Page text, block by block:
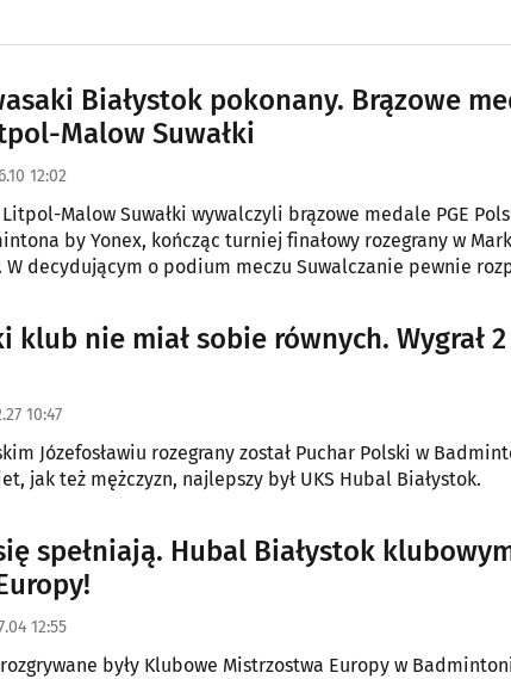
Białystok pokonany. Brązowe
Malow Suwałki
12:02
Malow Suwałki wywalczyli brązowe medale PGE
by Yonex, kończąc turniej finałowy rozegrany w
decydującym o podium meczu Suwalczanie pewnie
klub nie miał sobie równych. Wygrał 2
10:47
Józefosławiu rozegrany został Puchar Polski w
jak też mężczyzn, najlepszy był UKS Hubal Białystok.
spełniają. Hubal Białystok
12:55
były Klubowe Mistrzostwa Europy w